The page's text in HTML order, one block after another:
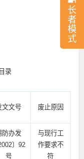
长
者
模
式
录
文文号 废止原因
防办发
〕92
号
与现行工
作要求不
符